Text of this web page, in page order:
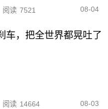
阅读 7521 08-04
车，把全世界都晃吐了
阅读 14664 08-03